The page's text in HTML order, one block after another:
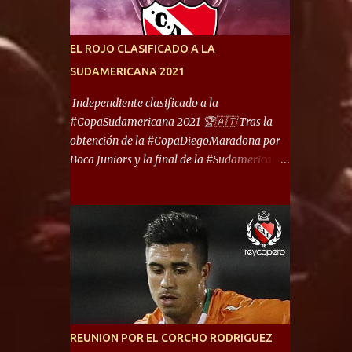
ello son protagonistas de un clásico de los
transitó por la primera división del fútbol
local durante muchos años. Dock Sud es otro
de los que comparten esas tierras, aunque el
foco de atención es la convivencia
Independiente - Racing. “No encuentro, más
reúna tantos logros deportivos, tantos
clubes y tanta gente en este deporte”,
afirmó Facundo Moyano. “Creo que
EL ROJO CLASIFICADO A LA
SUDAMERICANA 2021
Independiente clasificado a la
#CopaSudamericana 2021 🏆🇦🇹 Tras la
obtención de la #CopaDiegoMaradona por
Boca Juniors y la final de la #Sudamericana
Defensa y Justicia o Lanús, dadas estás dos
condiciones el Rey de Copas se clasifica a la
Copa Sudamericana de este 2021. En este
año, la Sudamericana sufrirá modificaciones
en su formato, que iniciará en fase de grupos
con 6 partidos, de los cuales sólo los
primeros de cada grupo jugarán los 8vos.
REUNION POR EL CORCHO RODRIGUEZ